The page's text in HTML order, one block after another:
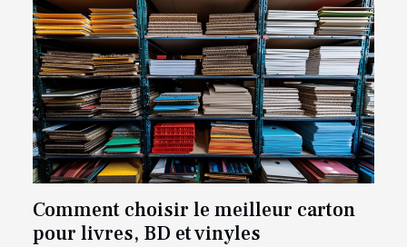
Comment choisir le meilleur carton
pour livres, BD et vinyles